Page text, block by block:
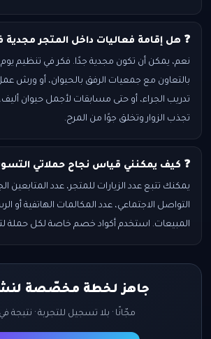
❓ هل إقامة فعاليات داخل المتجر مجدية
نعم، يمكن أن تكون مجدية جدًا. فكر في تنظيم يوم
بالتعاون مع جمعيات الرفق بالحيوان، أو ورش
تدريب الجراء، أو حتى مسابقات لأجمل حيوان
تجذب الزوار وتخلق جوًا من المرح.
❓ كيف يمكنني قياس نجاح حملاتي
يمكنك تتبع عدد الزيارات للمتجر، عدد المتابعين
التواصل الاجتماعي، عدد المكالمات الهاتفية أو
المبيعات. استخدم أكواد خصم خاصة لكل حملة
جاهز لخطة مخصّصة
مجّانًا · بلا تسجيل للتجربة · نتيجة